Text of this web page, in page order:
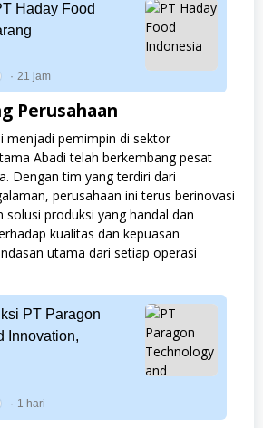
Haday Food
21 jam
Perusahaan
menjadi pemimpin di sektor
Abadi telah berkembang pesat
Dengan tim yang terdiri dari
perusahaan ini terus berinovasi
solusi produksi yang handal dan
kualitas dan kepuasan
utama dari setiap operasi
PT Paragon
Innovation,
1 hari